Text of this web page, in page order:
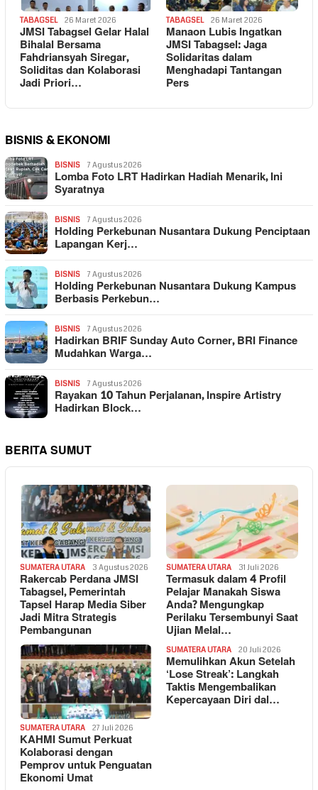
TABAGSEL 26 Maret 2026
JMSI Tabagsel Gelar Halal
Bihalal Bersama
Fahdriansyah Siregar,
Soliditas dan Kolaborasi
Jadi Priori…
TABAGSEL 26 Maret 2026
Manaon Lubis Ingatkan
JMSI Tabagsel: Jaga
Solidaritas dalam
Menghadapi Tantangan
Pers
BISNIS & EKONOMI
BISNIS 7 Agustus 2026
Lomba Foto LRT Hadirkan Hadiah Menarik, Ini
Syaratnya
BISNIS 7 Agustus 2026
Holding Perkebunan Nusantara Dukung Penciptaan
Lapangan Kerj…
BISNIS 7 Agustus 2026
Holding Perkebunan Nusantara Dukung Kampus
Berbasis Perkebun…
BISNIS 7 Agustus 2026
Hadirkan BRIF Sunday Auto Corner, BRI Finance
Mudahkan Warga…
BISNIS 7 Agustus 2026
Rayakan 10 Tahun Perjalanan, Inspire Artistry
Hadirkan Block…
BERITA SUMUT
SUMATERA UTARA 3 Agustus 2026
Rakercab Perdana JMSI
Tabagsel, Pemerintah
Tapsel Harap Media Siber
Jadi Mitra Strategis
Pembangunan
SUMATERA UTARA 31 Juli 2026
Termasuk dalam 4 Profil
Pelajar Manakah Siswa
Anda? Mengungkap
Perilaku Tersembunyi Saat
Ujian Melal…
SUMATERA UTARA 27 Juli 2026
KAHMI Sumut Perkuat
Kolaborasi dengan
Pemprov untuk Penguatan
Ekonomi Umat
SUMATERA UTARA 20 Juli 2026
Memulihkan Akun Setelah
‘Lose Streak’: Langkah
Taktis Mengembalikan
Kepercayaan Diri dal…